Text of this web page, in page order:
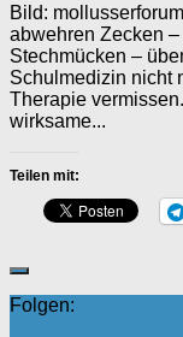
Bild:
abwehren Zecken
Stechmücken –
Schulmedizin nicht
Therapie
wirksame...
Teilen mit:
Folgen: